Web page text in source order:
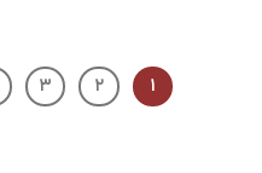
۱ ۲ ۳